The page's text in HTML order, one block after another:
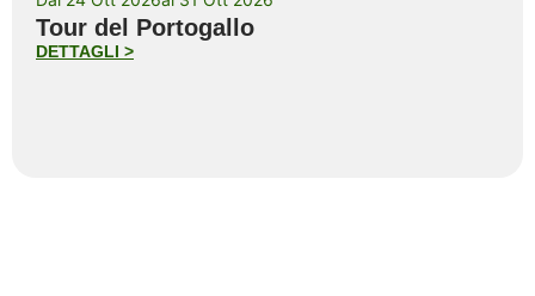
Tour del Portogallo
DETTAGLI >